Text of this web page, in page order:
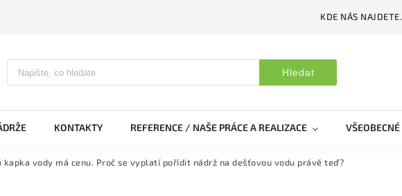
KDE NÁS
Hledat
KONTAKTY REFERENCE / NAŠE PRÁCE A REALIZACE
kapka vody má cenu. Proč se vyplatí pořídit nádrž na dešťovou vodu právě teď?